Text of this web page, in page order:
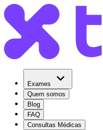
Exames
Quem somos
Blog
FAQ
Consultas Médicas